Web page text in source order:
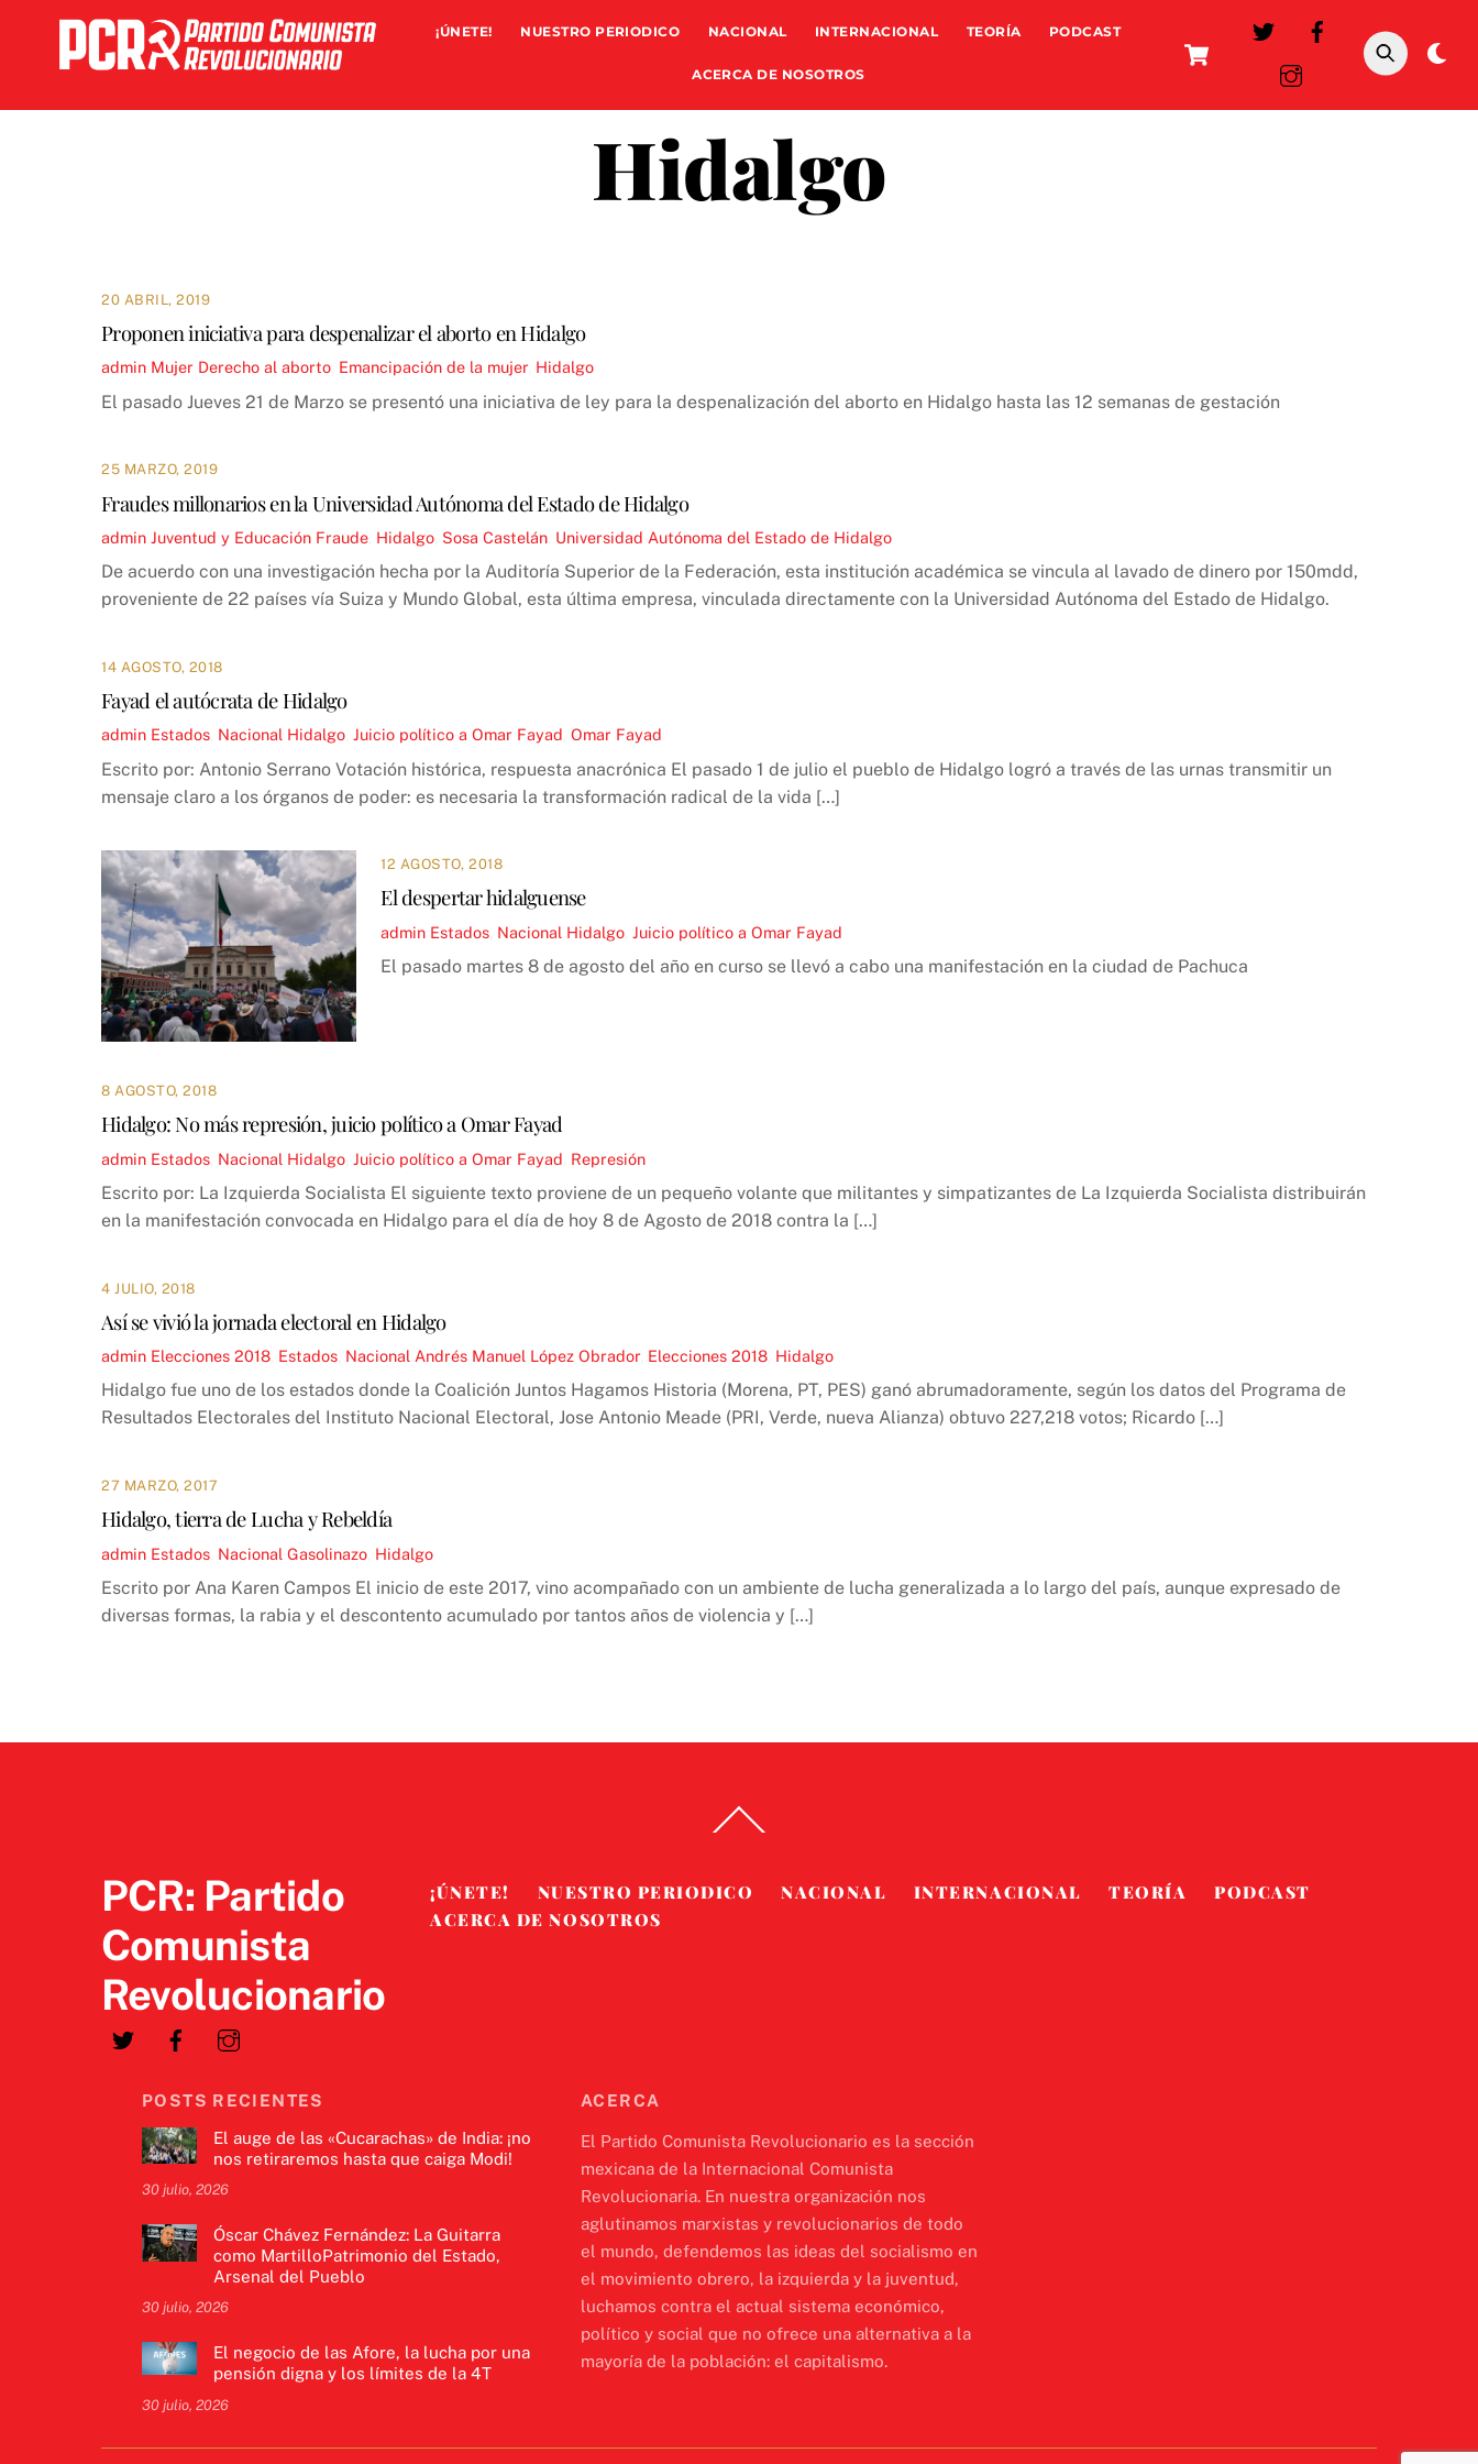
content
Cart
¡ÚNETE! NUESTRO PERIODICO NACIONAL INTERNACIONAL TEORÍA PODCAST
ACERCA DE NOSOTROS
Hidalgo
20 ABRIL, 2019
Proponen iniciativa para despenalizar el aborto en Hidalgo
admin Mujer Derecho al aborto Emancipación de la mujer, Hidalgo
El pasado Jueves 21 de Marzo se presentó una iniciativa de ley para la despenalización del aborto en Hidalgo hasta las 12 semanas de gestación
25 MARZO, 2019
Fraudes millonarios en la Universidad Autónoma del Estado de Hidalgo
admin Juventud y Educación Fraude Hidalgo Sosa Castelán Universidad Autónoma del Estado de Hidalgo
De acuerdo con una investigación hecha por la Auditoría Superior de la Federación, esta institución académica se vincula al lavado de dinero por 150mdd,
proveniente de 22 países vía Suiza y Mundo Global, esta última empresa, vinculada directamente con la Universidad Autónoma del Estado de Hidalgo.
14 AGOSTO, 2018
Fayad el autócrata de Hidalgo
admin Estados Nacional Hidalgo Juicio político a Omar Fayad Omar Fayad
Escrito por: Antonio Serrano Votación histórica, respuesta anacrónica El pasado 1 de julio el pueblo de Hidalgo logró a través de las urnas transmitir un
mensaje claro a los órganos de poder: es necesaria la transformación radical de la vida […]
12 AGOSTO, 2018
El despertar hidalguense
admin Estados Nacional Hidalgo ,Juicio político a Omar Fayad
El pasado martes 8 de agosto del año en curso se llevó a cabo una manifestación en la ciudad de Pachuca
8 AGOSTO, 2018
Hidalgo: No más represión, juicio político a Omar Fayad
admin Estados Nacional Hidalgo Juicio político a Omar Fayad Represión
Escrito por: La Izquierda Socialista El siguiente texto proviene de un pequeño volante que militantes y simpatizantes de La Izquierda Socialista distribuirán
en la manifestación convocada en Hidalgo para el día de hoy 8 de Agosto de 2018 contra la […]
4 JULIO, 2018
Así se vivió la jornada electoral en Hidalgo
admin Elecciones 2018 Estados Nacional Andrés Manuel López Obrador, Elecciones 2018 Hidalgo
Hidalgo fue uno de los estados donde la Coalición Juntos Hagamos Historia (Morena, PT, PES) ganó abrumadoramente, según los datos del Programa de
Resultados Electorales del Instituto Nacional Electoral, Jose Antonio Meade (PRI, Verde, nueva Alianza) obtuvo 227,218 votos; Ricardo […]
27 MARZO, 2017
Hidalgo, tierra de Lucha y Rebeldía
admin Estados Nacional Gasolinazo Hidalgo
Escrito por Ana Karen Campos El inicio de este 2017, vino acompañado con un ambiente de lucha generalizada a lo largo del país, aunque expresado de
diversas formas, la rabia y el descontento acumulado por tantos años de violencia y […]
To
PCR: Partido
Comunista
Revolucionario
¡ÚNETE! NUESTRO PERIODICO NACIONAL INTERNACIONAL TEORÍA
PODCAST
ACERCA DE NOSOTROS
POSTS RECIENTES
El auge de las «Cucarachas» de India: ¡no
nos retiraremos hasta que caiga Modi!
30 julio, 2026
Óscar Chávez Fernández: La Guitarra
como MartilloPatrimonio del Estado,
Arsenal del Pueblo
30 julio, 2026
El negocio de las Afore, la lucha por una
pensión digna y los límites de la 4T
30 julio, 2026
ACERCA
El Partido Comunista Revolucionario es la sección
mexicana de la Internacional Comunista
Revolucionaria. En nuestra organización nos
aglutinamos marxistas y revolucionarios de todo
el mundo, defendemos las ideas del socialismo en
el movimiento obrero, la izquierda y la juventud,
luchamos contra el actual sistema económico,
político y social que no ofrece una alternativa a la
mayoría de la población: el capitalismo.